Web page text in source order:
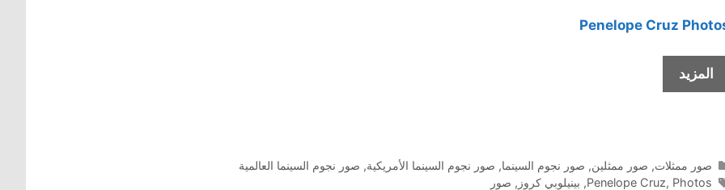
Penelope Cruz
المزيد
بينيلوبي
التصنيفات
صور ممثلات, صور ممثلين, صور نجوم السينما, صور نجوم السينما الأمريكية, صور نجوم السينما العالمية
الوسوم
Penelope Cruz, Photos
, بينيلوبي كروز , صور